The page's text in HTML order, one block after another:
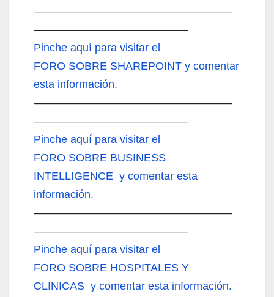
——————————————————
——————————————
Pinche aquí para visitar el
FORO SOBRE SHAREPOINT y comentar
esta información.
——————————————————
——————————————
Pinche aquí para visitar el
FORO SOBRE BUSINESS
INTELLIGENCE y comentar esta
información.
——————————————————
——————————————
Pinche aquí para visitar el
FORO SOBRE HOSPITALES Y
CLINICAS y comentar esta información.